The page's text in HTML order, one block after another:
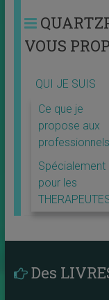
VOUS
QUI JE SUIS
Ce que je
propose aux
professionnels
Spécialement
pour les
Des